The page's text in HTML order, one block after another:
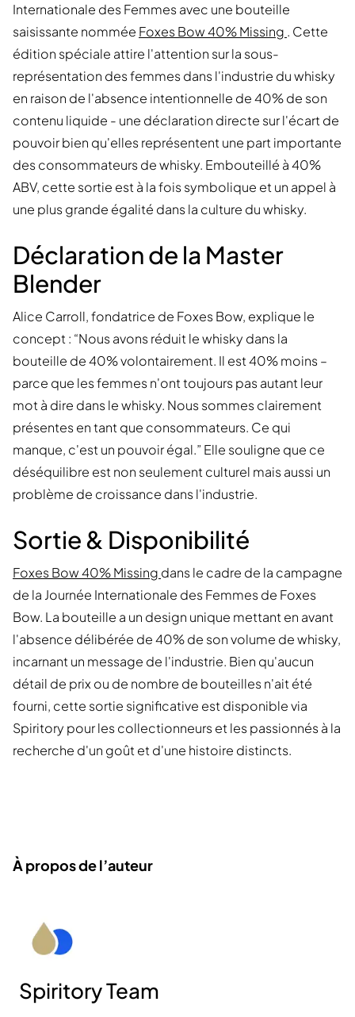
Internationale des Femmes avec une bouteille
saisissante nommée Foxes Bow 40% Missing . Cette
édition spéciale attire l'attention sur la sous-
représentation des femmes dans l'industrie du whisky
en raison de l'absence intentionnelle de 40% de son
contenu liquide - une déclaration directe sur l'écart de
pouvoir bien qu'elles représentent une part importante
des consommateurs de whisky. Embouteillé à 40%
ABV, cette sortie est à la fois symbolique et un appel à
une plus grande égalité dans la culture du whisky.
Déclaration de la Master
Blender
Alice Carroll, fondatrice de Foxes Bow, explique le
concept : “Nous avons réduit le whisky dans la
bouteille de 40% volontairement. Il est 40% moins –
parce que les femmes n'ont toujours pas autant leur
mot à dire dans le whisky. Nous sommes clairement
présentes en tant que consommateurs. Ce qui
manque, c'est un pouvoir égal.” Elle souligne que ce
déséquilibre est non seulement culturel mais aussi un
problème de croissance dans l'industrie.
Sortie & Disponibilité
Foxes Bow 40% Missing dans le cadre de la campagne
de la Journée Internationale des Femmes de Foxes
Bow. La bouteille a un design unique mettant en avant
l'absence délibérée de 40% de son volume de whisky,
incarnant un message de l'industrie. Bien qu'aucun
détail de prix ou de nombre de bouteilles n'ait été
fourni, cette sortie significative est disponible via
Spiritory pour les collectionneurs et les passionnés à la
recherche d'un goût et d'une histoire distincts.
À propos de l’auteur
Spiritory Team